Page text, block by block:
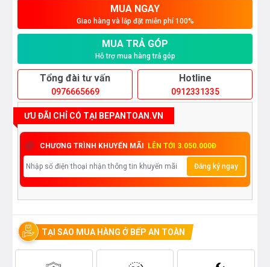
MUA NGAY
Giao hàng và lắp đặt miễn phí 100%
MUA TRẢ GÓP
Hỗ trợ mua hàng trả góp
Tổng đài tư vấn
0976665669
Hotline
0912331335
ƯU ĐÃI CHỈ CÓ TẠI BEPANTOAN.VN
CHƯƠNG TRÌNH KHUYẾN MÃI LÊN TỚI 3.050.000Đ
Đăng ký ngay
TẠI SAO MUA HÀNG Ở BẾP AN TOÀN